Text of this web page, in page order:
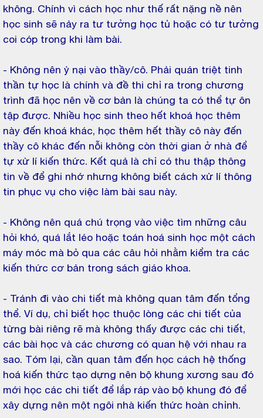
không. Chính vì cách học như thế rất nặng nề nên
học sinh sẽ nảy ra tư tưởng học tủ hoặc có tư tưởng
coi cóp trong khi làm bài.
- Không nên ỷ nại vào thầy/cô. Phải quán triệt tinh
thần tự học là chính và đề thi chỉ ra trong chương
trình đã học nên về cơ bản là chúng ta có thể tự ôn
tập được. Nhiều học sinh theo hết khoá học thêm
này đến khoá khác, học thêm hết thầy cô này đến
thầy cô khác đến nỗi không còn thời gian ở nhà để
tự xử lí kiến thức. Kết quả là chỉ có thu thập thông
tin về để ghi nhớ nhưng không biết cách xử lí thông
tin phục vụ cho việc làm bài sau này.
- Không nên quá chú trọng vào việc tìm những câu
hỏi khó, quá lắt léo hoặc toán hoá sinh học một cách
máy móc mà bỏ qua các câu hỏi nhằm kiểm tra các
kiến thức cơ bản trong sách giáo khoa.
- Tránh đi vào chi tiết mà không quan tâm đến tổng
thể. Ví dụ, chỉ biết học thuộc lòng các chi tiết của
từng bài riêng rẽ mà không thấy được các chi tiết,
các bài học và các chương có quan hệ với nhau ra
sao. Tóm lại, cần quan tâm đến học cách hệ thống
hoá kiến thức tạo dựng nên bộ khung xương sau đó
mới học các chi tiết để lắp ráp vào bộ khung đó để
xây dựng nên một ngôi nhà kiến thức hoàn chỉnh.